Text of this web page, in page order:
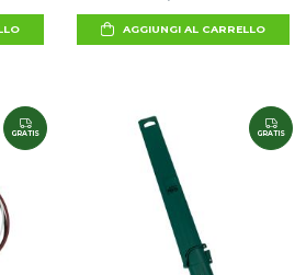
AGGIUNGI AL CARRELLO
GRATIS GRATIS